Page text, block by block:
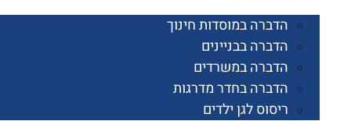
הדברה במוסדות חינוך
הדברה בבניינים
הדברה במשרדים
הדברה בחדר מדרגות
ריסוס לגן ילדים